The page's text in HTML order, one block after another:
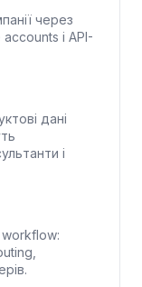
через
і API-
дані
і